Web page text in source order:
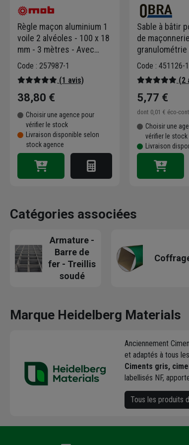
Règle maçon aluminium 1
voile 2 alvéoles - 100 x 18
mm - 3 mètres - Avec
embouts plastiques
Code : 257987-1
(1 avis)
38,80 €
Choisir une agence pour
vérifier le stock
Livraison disponible selon
stock agence
Sable à bâtir
de
sac de 35 kg
Code : 451126-1
(2
5,77 €
dont 0,01 € éco-
Choisir une
vérifier le stock
Livraison
Catégories associées
Armature -
Barre de
fer - Treillis
soudé
Marque Heidelberg Materials
Anciennement
et adaptés à tous
Ciments gris,
labellisés NF,
Tous les produits